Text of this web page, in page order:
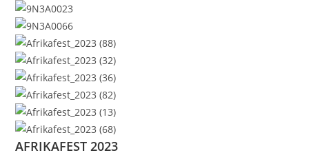
AFRIKAFEST 2023